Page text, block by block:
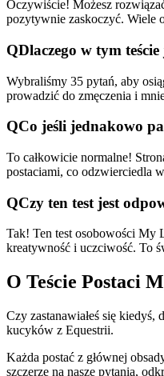
Oczywiście! Możesz
pozytywnie zaskoczyć. Wiele
QDlaczego w tym
Wybraliśmy 35 pytań, aby
prowadzić do zmęczenia i
QCo jeśli jednakowo
To całkowicie normalne!
postaciami, co odzwierciedla
QCzy ten test jest
Tak! Ten test osobowości My
kreatywność i uczciwość. To
O Teście Postaci
Czy zastanawiałeś się
kucyków z Equestrii.
Każda postać z głównej
szczerze na nasze pytania,